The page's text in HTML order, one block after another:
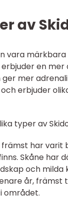
av
vara
en
mer
erbjuder
typer av
har varit
Skåne har
och
år,
området.